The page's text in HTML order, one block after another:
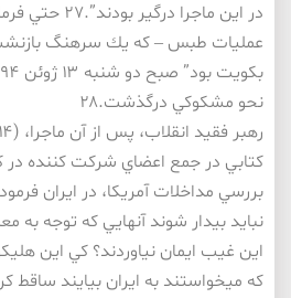
در اين ماجرا
عمليات طبس – كه يك سرهنگ
نحو مشكوكي درگذشت.۲۸
كتابي در جمع اعضاي شركت كننده در
بررسي مداخلات آمريكا، در ايران
نبايد بيدار شوند آنهايي كه توجه به
اين غيب ايمان نياوردند؟ كي اين
كه ميخواستند به ايران بيايند ساقط